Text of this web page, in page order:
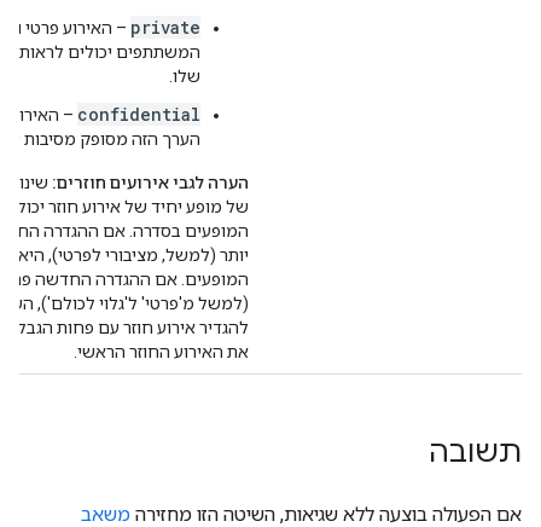
private – האירוע פרטי
המשתתפים יכולים לראות
שלו.
confidential – האירוע
הערך הזה מסופק מסיבות
הערה לגבי אירועים חוזרים: שינוי
של מופע יחיד של אירוע חוזר יכול
המופעים בסדרה. אם ההגדרה
יותר (למשל, מציבורי לפרטי), היא
המופעים. אם ההגדרה החדשה
(למשל מ'פרטי' ל'גלוי לכולם'),
להגדיר אירוע חוזר עם פחות
את האירוע החוזר הראשי.
תשובה
אם הפעולה בוצעה ללא שגיאות, השיטה הזו מחזירה משאב